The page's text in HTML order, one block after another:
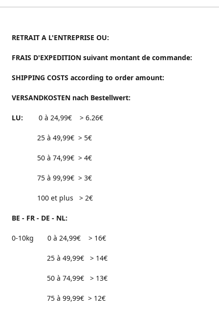
RETRAIT A L'ENTREPRISE OU:
FRAIS D'EXPEDITION suivant montant de commande:
SHIPPING COSTS according to order amount:
VERSANDKOSTEN nach Bestellwert:
LU: 0 à 24,99€ > 6.26€
25 à 49,99€ > 5€
50 à 74,99€ > 4€
75 à 99,99€ > 3€
100 et plus > 2€
BE - FR - DE - NL:
0-10kg 0 à 24,99€ > 16€
25 à 49,99€ > 14€
50 à 74,99€ > 13€
75 à 99,99€ > 12€